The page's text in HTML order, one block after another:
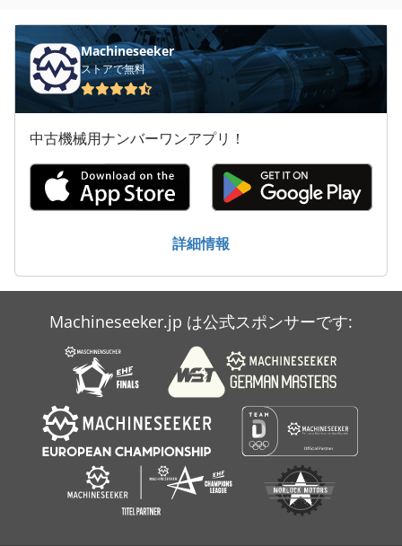
Machineseeker
ストアで無料
中古機械用ナンバーワンアプリ！
詳細情報
Machineseeker.jp は公式スポンサーです: